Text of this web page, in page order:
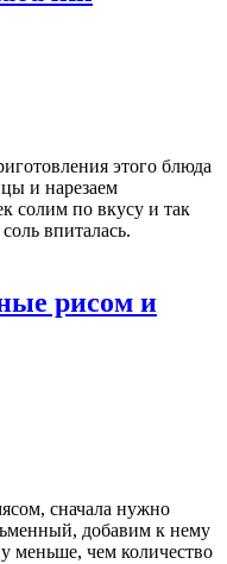
этого блюда
и нарезаем
солим по вкусу и так
впиталась.
рисом и
сначала нужно
добавим к нему
меньше, чем количество